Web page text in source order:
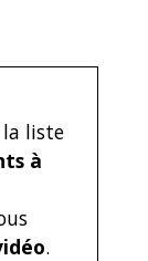
liste
à
.